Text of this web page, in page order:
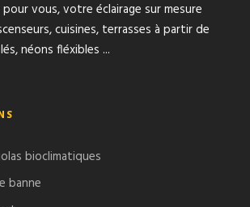
vous, votre éclairage sur mesure
cuisines, terrasses à partir de
néons fléxibles ...
bioclimatiques
banne